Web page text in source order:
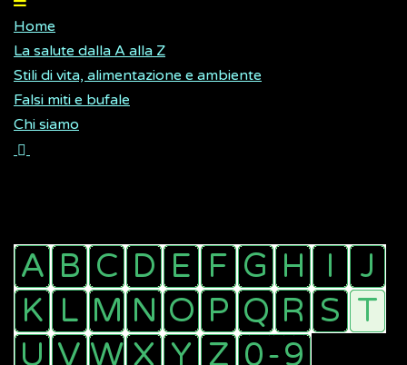
Home
La salute dalla A alla Z
Stili di vita, alimentazione e ambiente
Falsi miti e bufale
Chi siamo